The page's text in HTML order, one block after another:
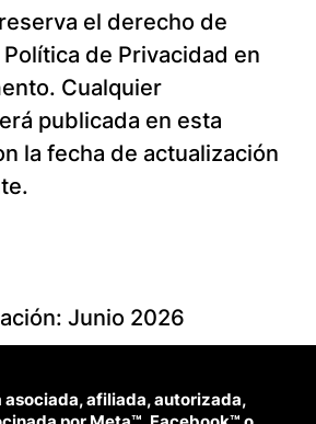
el derecho de
de Privacidad en
Cualquier
publicada en esta
la fecha de actualización
Junio 2026
asociada, afiliada, autorizada,